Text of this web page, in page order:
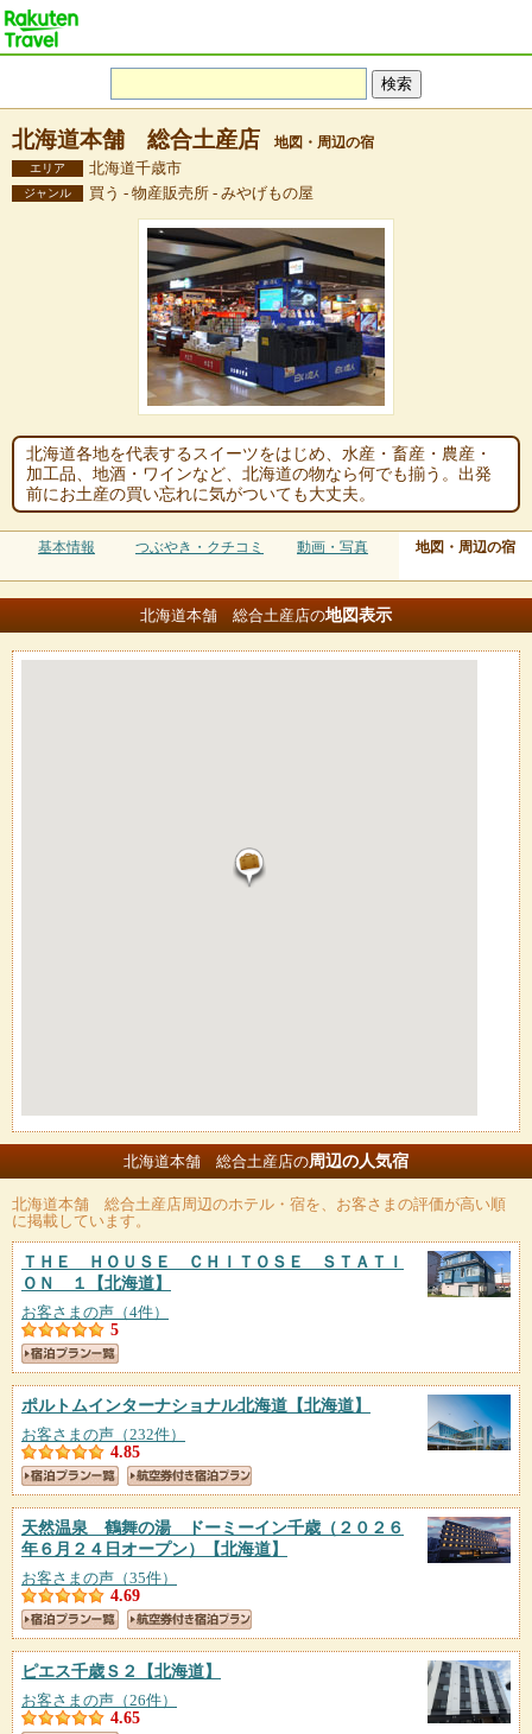
北海道本舗 総合土産店 地図・周辺の宿
エリア 北海道千歳市
ジャンル 買う - 物産販売所 - みやげもの屋
北海道各地を代表するスイーツをはじめ、水産・畜産・農産・
加工品、地酒・ワインなど、北海道の物なら何でも揃う。出発
前にお土産の買い忘れに気がついても大丈夫。
基本情報 つぶやき・クチコミ 動画・写真 地図・周辺の宿
北海道本舗 総合土産店の地図表示
北海道本舗 総合土産店の周辺の人気宿
北海道本舗 総合土産店周辺のホテル・宿を、お客さまの評価が高い順
に掲載しています。
ＴＨＥ ＨＯＵＳＥ ＣＨＩＴＯＳＥ ＳＴＡＴＩ
ＯＮ １
【北海道】
お客さまの声（4件）
5
ポルトムインターナショナル北海道 【北海道】
お客さまの声（232件）
4.85
天然温泉 鶴舞の湯 ドーミーイン千歳（２０２６
年６月２４日オープン）
【北海道】
お客さまの声（35件）
4.69
ピエス千歳Ｓ２ 【北海道】
お客さまの声（26件）
4.65